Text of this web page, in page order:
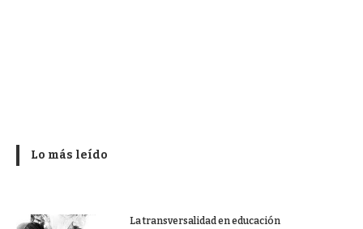
Lo más leído
La transversalidad en educación